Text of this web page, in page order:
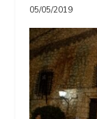
05/05/2019